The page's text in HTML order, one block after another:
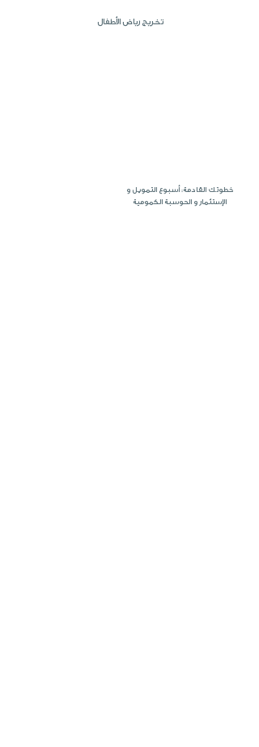
تخريج رياض الأطفال
خطوتك القادمة: أسبوع التمويل و
الإستثمار و الحوسبة الكمومية